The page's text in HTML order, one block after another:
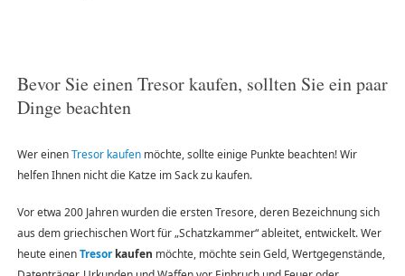
Bevor Sie einen Tresor kaufen, sollten Sie ein paar
Dinge beachten
Wer einenTresor kaufenmöchte, sollte einige Punkte beachten! Wir
helfen Ihnen nicht die Katze im Sack zu kaufen.
Vor etwa 200 Jahren wurden die ersten Tresore, deren Bezeichnung sich
aus dem griechischen Wort für „Schatzkammer“ ableitet, entwickelt. Wer
heute einenTresorkaufen möchte, möchte sein Geld, Wertgegenstände,